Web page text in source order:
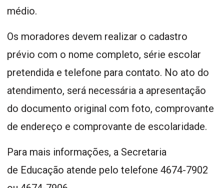
médio.
Os moradores devem realizar o cadastro
prévio com o nome completo, série escolar
pretendida e telefone para contato. No ato do
atendimento, será necessária a apresentação
do documento original com foto, comprovante
de endereço e comprovante de escolaridade.
Para mais informações, a Secretaria
de Educação atende pelo telefone 4674-7902